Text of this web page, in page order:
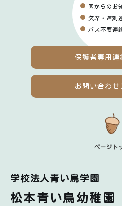
お問い合わせ
保護者専用 連
園からのお
欠席・遅刻
バス不要連
ページト
学校法人青い鳥学園
松本青い鳥幼稚園